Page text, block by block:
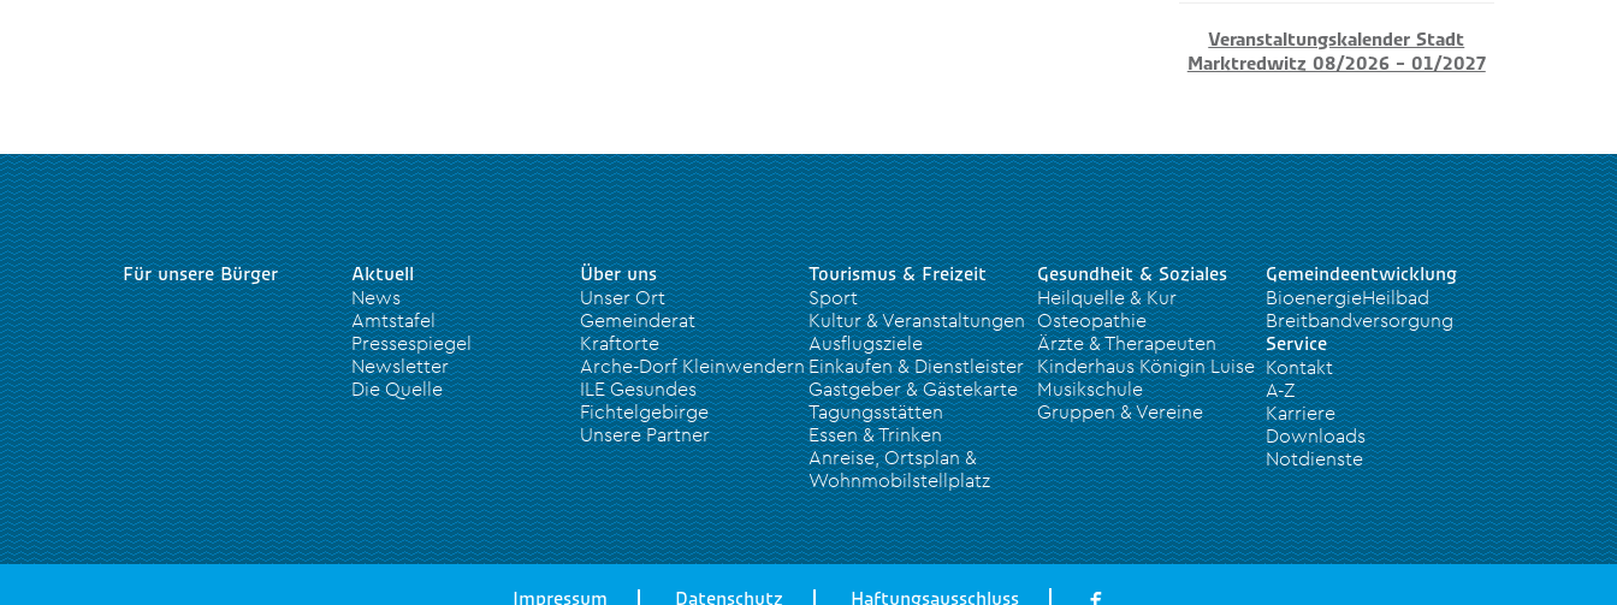
Veranstaltungskalender Stadt
Marktredwitz 08/2026 – 01/2027
Für unsere Bürger
Aktuell
News
Amtstafel
Pressespiegel
Newsletter
Die Quelle
Über uns
Unser Ort
Gemeinderat
Kraftorte
Arche-Dorf Kleinwendern
ILE Gesundes
Fichtelgebirge
Unsere Partner
Tourismus & Freizeit
Sport
Kultur & Veranstaltungen
Ausflugsziele
Einkaufen & Dienstleister
Gastgeber & Gästekarte
Tagungsstätten
Essen & Trinken
Anreise, Ortsplan &
Wohnmobilstellplatz
Gesundheit & Soziales
Heilquelle & Kur
Osteopathie
Ärzte & Therapeuten
Kinderhaus Königin Luise
Musikschule
Gruppen & Vereine
Gemeindeentwicklung
BioenergieHeilbad
Breitbandversorgung
Service
Kontakt
A-Z
Karriere
Downloads
Notdienste
Impressum Datenschutz Haftungsausschluss